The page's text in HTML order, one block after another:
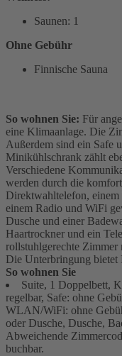
Saunen: 1
Ohne Gebühr
Finnische Sauna
So wohnen Sie: Für
eine Klimaanlage. Die
Außerdem sind ein Safe
Minikühlschrank zählt
Verschiedene
werden durch die
Direktwahltelefon,
einem Radio und WiFi
Dusche und einer
Haartrockner und ein
rollstuhlgerechte Zimmer
Die Unterbringung bietet
So wohnen Sie
Suite, 1 Doppelbett,
regelbar, Safe: ohne
WLAN/WiFi: ohne
oder Dusche, Dusche,
Abweichende
buchbar.